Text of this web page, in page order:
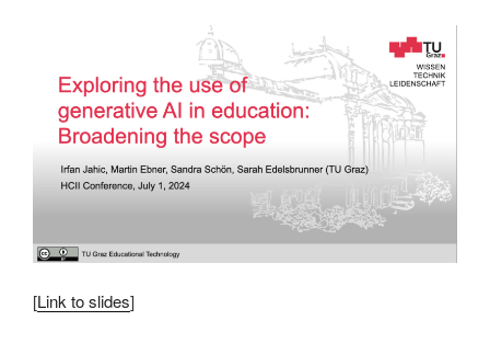
[Link to slides]